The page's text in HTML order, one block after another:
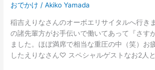
おでかけ /Akiko Yamada
稲吉えりなさんのオーボエリサイタルへ行き
の諸先輩方がお手伝いで働いてあって『さす
ました。ほぼ満席で相当な重圧の中（笑）お
したえりなさん♡ スペシャルゲストなお2人
リ
イ
タ
ル